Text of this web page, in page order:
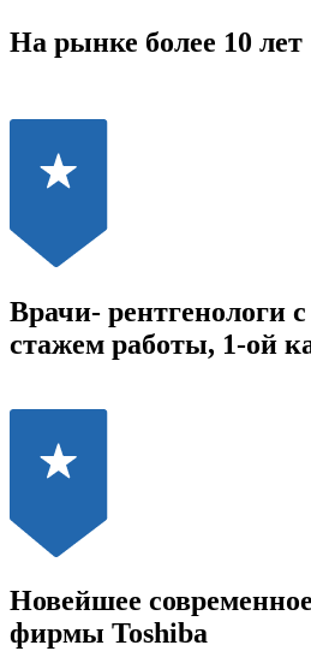
На рынке более 10 лет
Врачи- рентгенологи
стажем работы, 1-ой
Новейшее
фирмы Toshiba